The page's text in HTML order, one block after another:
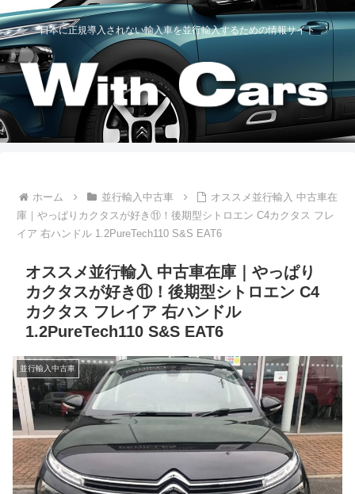
日本に正規導入されない輸入車を並行輸入するための情報サイト
ホーム 並行輸入中古車
オススメ並行輸入 中古車在
庫｜やっぱりカクタスが好き⑪！後期型シトロエン C4カクタス フレ
イア 右ハンドル 1.2PureTech110 S&S EAT6
オススメ並行輸入 中古車在庫｜やっぱり
カクタスが好き⑪！後期型シトロエン C4
カクタス フレイア 右ハンドル
1.2PureTech110 S&S EAT6
並行輸入中古車